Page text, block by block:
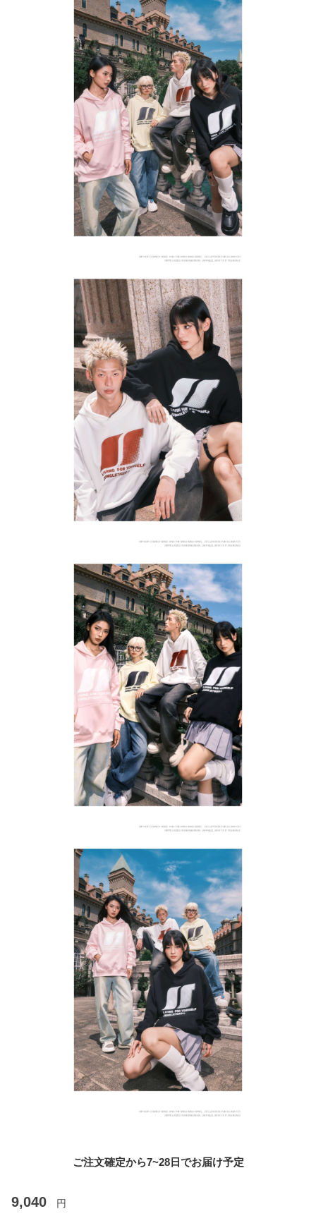
ご注文確定から7~28日でお届け予定
9,040 円